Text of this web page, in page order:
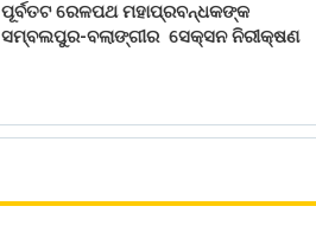
ପୂର୍ବତଟ ରେଳପଥ ମହାପ୍ରବନ୍ଧକଙ୍କ
ସମ୍ବଲପୁର-ବଲାଙ୍ଗୀର ସେକ୍ସନ ନିରୀକ୍ଷଣ